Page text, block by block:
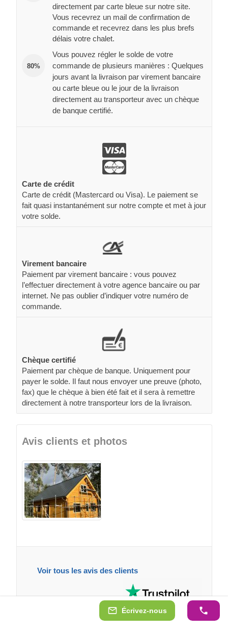
directement par carte bleue sur notre site.
Vous recevrez un mail de confirmation de
commande et recevrez dans les plus brefs
délais votre chalet.
80%
Vous pouvez régler le solde de votre
commande de plusieurs manières : Quelques
jours avant la livraison par virement bancaire
ou carte bleue ou le jour de la livraison
directement au transporteur avec un chèque
de banque certifié.
Carte de crédit
Carte de crédit (Mastercard ou Visa). Le paiement se
fait quasi instantanément sur notre compte et met à jour
votre solde.
Virement bancaire
Paiement par virement bancaire : vous pouvez
l’effectuer directement à votre agence bancaire ou par
internet. Ne pas oublier d’indiquer votre numéro de
commande.
Chèque certifié
Paiement par chèque de banque. Uniquement pour
payer le solde. Il faut nous envoyer une preuve (photo,
fax) que le chèque à bien été fait et il sera à remettre
directement à notre transporteur lors de la livraison.
Avis clients et photos
Voir tous les avis des clients
Écrivez-nous